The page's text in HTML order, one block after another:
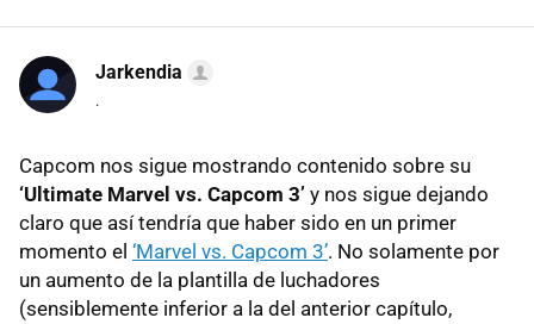
Jarkendia
.
Capcom nos sigue mostrando contenido sobre su
‘Ultimate Marvel vs. Capcom 3’ y nos sigue dejando
claro que así tendría que haber sido en un primer
momento el ‘Marvel vs. Capcom 3’. No solamente por
un aumento de la plantilla de luchadores
(sensiblemente inferior a la del anterior capítulo,